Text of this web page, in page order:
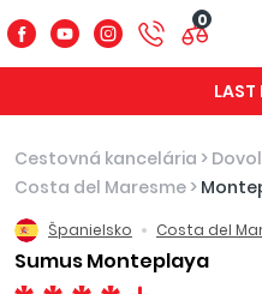
0
LAST
Cestovná kancelária >
Costa del Maresme >
Španielsko Costa del
Sumus Monteplaya